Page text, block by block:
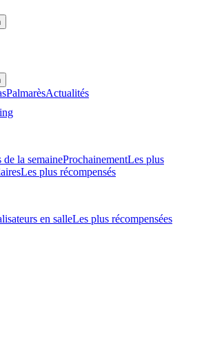
PalmarèsActualités
de la semaineProchainementLes plus
Les plus récompensés
en salleLes plus récompensées